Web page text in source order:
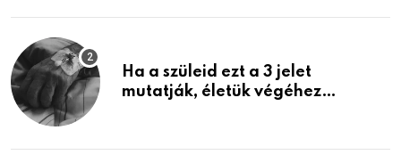
Ha a szüleid ezt a 3 jelet
mutatják, életük végéhez